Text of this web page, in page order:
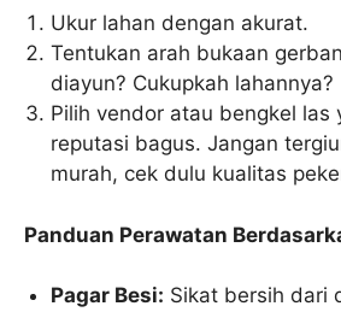
Ukur lahan dengan akurat.
Tentukan arah bukaan
diayun? Cukupkah lahannya?
Pilih vendor atau bengkel las
reputasi bagus. Jangan
murah, cek dulu kualitas
Panduan Perawatan
Pagar Besi: Sikat bersih dari